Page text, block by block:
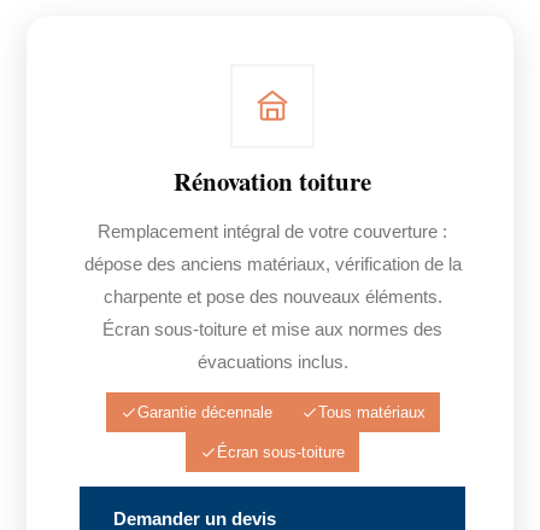
Rénovation toiture
Remplacement intégral de votre couverture :
dépose des anciens matériaux, vérification de la
charpente et pose des nouveaux éléments.
Écran sous-toiture et mise aux normes des
évacuations inclus.
Garantie décennale Tous matériaux
Écran sous-toiture
Demander un devis